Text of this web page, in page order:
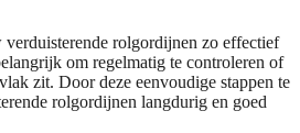
rolgordijnen zo effectief
om regelmatig te controleren of
zit. Door deze eenvoudige stappen te
rolgordijnen langdurig en goed